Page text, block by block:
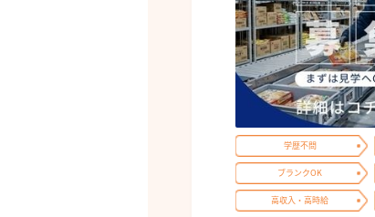
学歴不問
ブランクOK
高収入・高時給